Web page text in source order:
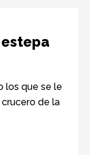
los que se le
de la